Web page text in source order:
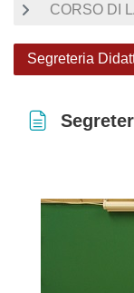
CORSO DI
Segreteria